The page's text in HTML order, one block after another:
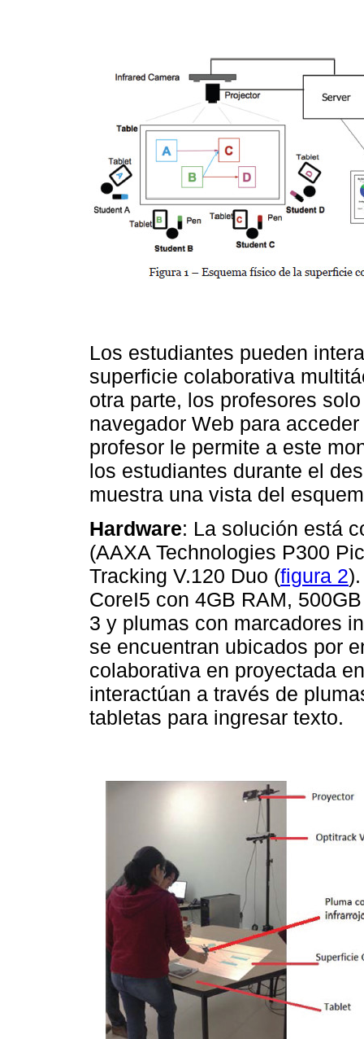
Los estudiantes pueden
superficie colaborativa
otra parte, los profesores
navegador Web para
profesor le permite a este
los estudiantes durante el
muestra una vista del
Hardware: La solución está
(AAXA Technologies P300
Tracking V.120 Duo (figura 2
CoreI5 con 4GB RAM,
3 y plumas con marcadores
se encuentran ubicados por
colaborativa en proyectada
interactúan a través de
tabletas para ingresar texto.